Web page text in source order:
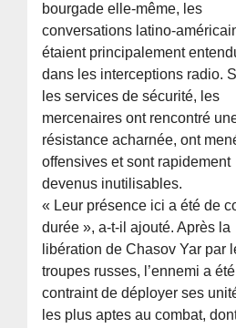
bourgade elle-même, les
conversations latino-
étaient principalement
dans les interceptions radio.
les services de sécurité, les
mercenaires ont rencontré
résistance acharnée, ont
offensives et sont rapidement
devenus inutilisables.
« Leur présence ici a été de
durée », a-t-il ajouté. Après la
libération de Chasov Yar par
troupes russes, l’ennemi a été
contraint de déployer ses
les plus aptes au combat,